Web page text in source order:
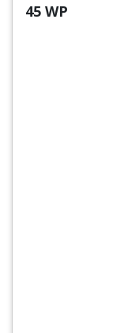
45 WP